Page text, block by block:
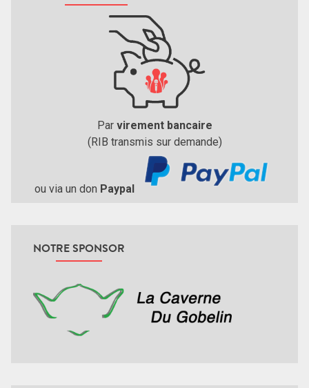
Par virement bancaire
(RIB transmis sur demande)
ou via un don Paypal
NOTRE SPONSOR